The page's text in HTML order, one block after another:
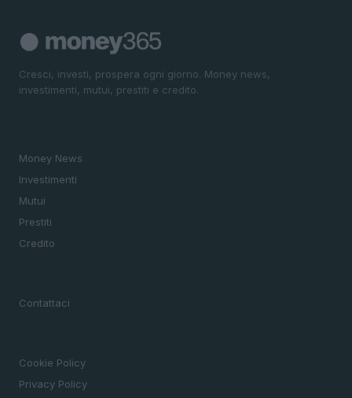
Cresci, investi, prospera ogni giorno. Money news,
investimenti, mutui, prestiti e credito.
Money News
Investimenti
Mutui
Prestiti
Credito
Contattaci
Cookie Policy
Privacy Policy